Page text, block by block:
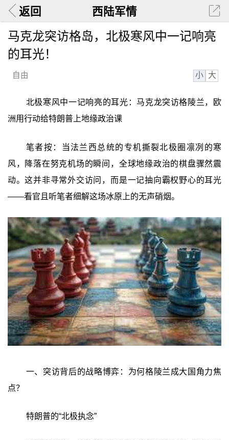
返回 西陆军情
马克龙突访格岛，北极寒风中一记响亮
的耳光！
自由 小 大
北极寒风中一记响亮的耳光：马克龙突访格陵兰，欧
洲用行动给特朗普上地缘政治课
笔者按：当法兰西总统的专机撕裂北极圈凛冽的寒
风，降落在努克机场的瞬间，全球地缘政治的棋盘骤然震
动。这并非寻常外交访问，而是一记抽向霸权野心的耳光
——看官且听笔者细解这场冰原上的无声硝烟。
一、突访背后的战略博弈：为何格陵兰成大国角力焦
点？
特朗普的“北极执念”